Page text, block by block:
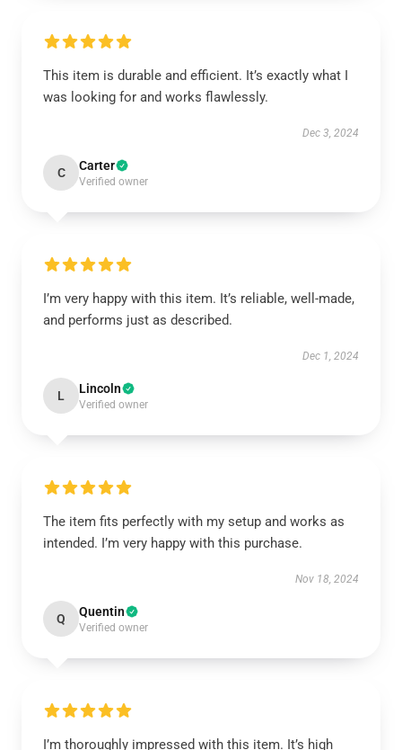
This item is durable and efficient. It’s exactly what I
was looking for and works flawlessly.
Dec 3, 2024
C Carter
Verified owner
I’m very happy with this item. It’s reliable, well-made,
and performs just as described.
Dec 1, 2024
L Lincoln
Verified owner
The item fits perfectly with my setup and works as
intended. I’m very happy with this purchase.
Nov 18, 2024
Q Quentin
Verified owner
I’m thoroughly impressed with this item. It’s high